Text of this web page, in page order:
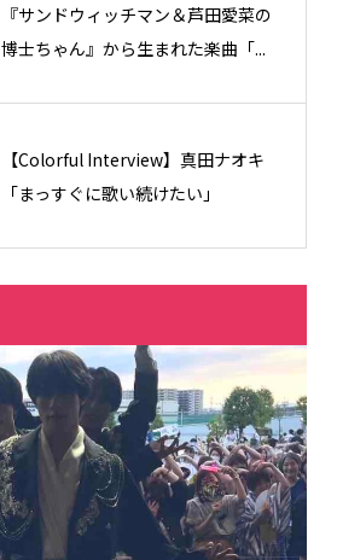
『サンドウィッチマン＆芦田愛菜の
博士ちゃん』から生まれた楽曲「...
【Colorful Interview】真田ナオキ
「まっすぐに歌い続けたい」